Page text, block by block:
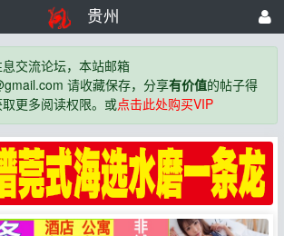
贵州
交流论坛，本站邮箱
请收藏保存，分享有价值的帖子得
更多阅读权限。或点击此处购买VIP